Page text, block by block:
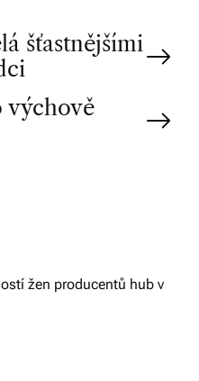
šťastnějšími
výchově
žen producentů hub v